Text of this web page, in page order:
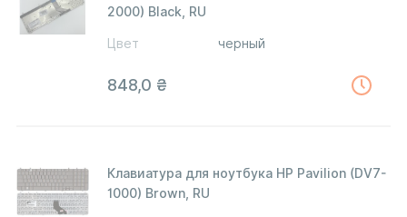
2000) Black, RU
Цвет черный
848,0 ₴
Клавиатура для ноутбука HP Pavilion (DV7-
1000) Brown, RU